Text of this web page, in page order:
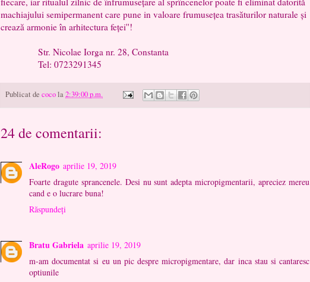
machiajului semipermanent care pune in valoare frumusețea trasăturilor naturale și
crează armonie în arhitectura feței''!
Str. Nicolae Iorga nr. 28, Constanta
Tel: 0723291345
Publicat de cocola2:39:00 p.m.
24 de comentarii:
AleRogo aprilie 19, 2019
Foarte dragute sprancenele. Desi nu sunt adepta micropigmentarii, apreciez mereu
cand e o lucrare buna!
Răspundeți
Bratu Gabriela aprilie 19, 2019
m-am documentat si eu un pic despre micropigmentare, dar inca stau si cantaresc
optiunile